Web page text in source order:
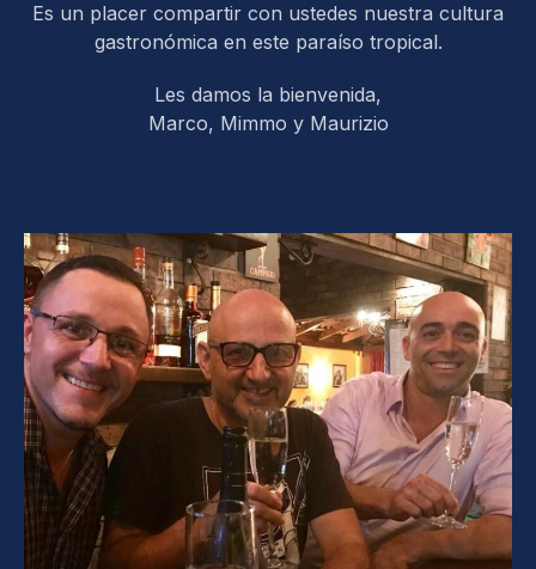
Es un placer compartir con ustedes nuestra cultura
gastronómica en este paraíso tropical.
Les damos la bienvenida,
Marco, Mimmo y Maurizio